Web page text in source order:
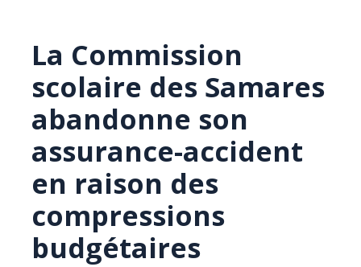
La Commission
scolaire des Samares
abandonne son
assurance-accident
en raison des
compressions
budgétaires